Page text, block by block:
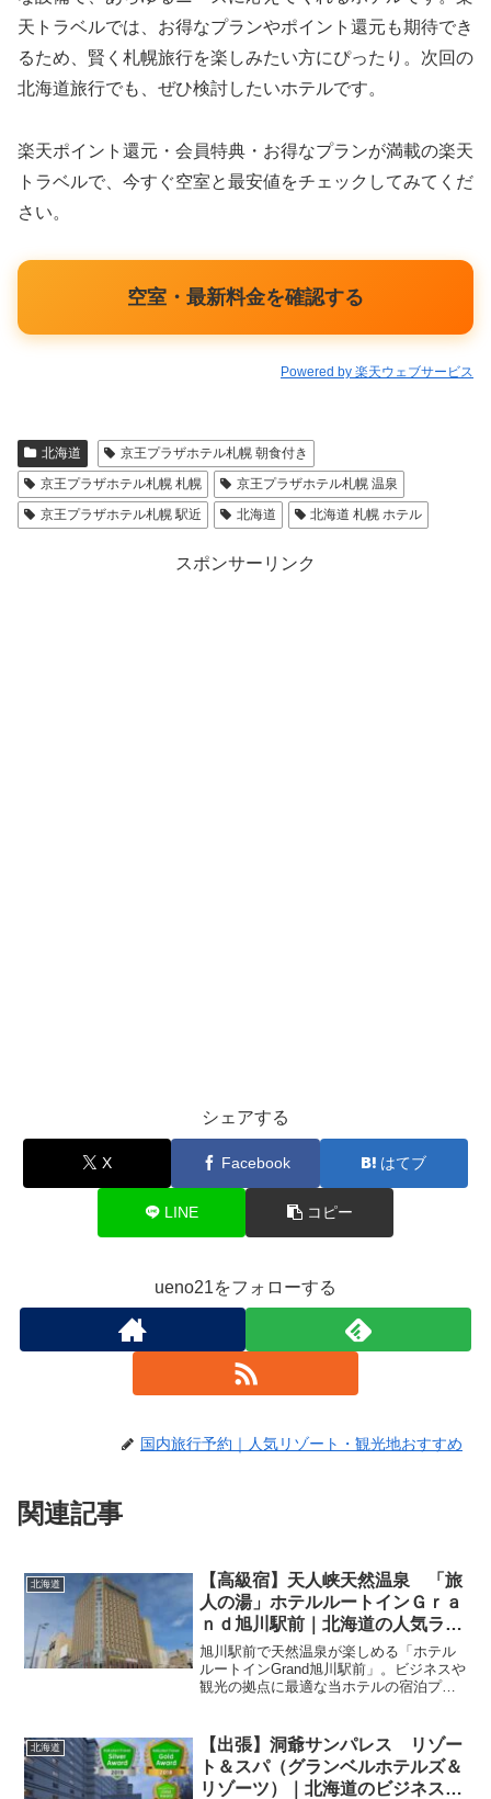
天トラベルでは、お得なプランやポイント還元も期待でき
るため、賢く札幌旅行を楽しみたい方にぴったり。次回の
北海道旅行でも、ぜひ検討したいホテルです。
楽天ポイント還元・会員特典・お得なプランが満載の楽天
トラベルで、今すぐ空室と最安値をチェックしてみてくだ
さい。
空室・最新料金を確認する
Powered by 楽天ウェブサービス
北海道
京王プラザホテル札幌 朝食付き
京王プラザホテル札幌 札幌
京王プラザホテル札幌 温泉
京王プラザホテル札幌 駅近
北海道 北海道 札幌 ホテル
スポンサーリンク
シェアする
X Facebook はてブ
LINE コピー
ueno21をフォローする
国内旅行予約｜人気リゾート・観光地おすすめ
関連記事
北海道
【高級宿】天人峡天然温泉 「旅
人の湯」ホテルルートインＧｒａ
ｎｄ旭川駅前｜北海道の人気ラグ
ジュアリー｜6,175円〜
旭川駅前で天然温泉が楽しめる「ホテル
ルートインGrand旭川駅前」。ビジネスや
観光の拠点に最適な当ホテルの宿泊プラ
より充実したものにしませんか。
北海道
【出張】洞爺サンパレス リゾー
ト＆スパ（グランベルホテルズ＆
リゾーツ）｜北海道のビジネスホ